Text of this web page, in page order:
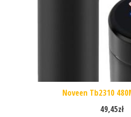
Noveen Tb2310
49,45zł